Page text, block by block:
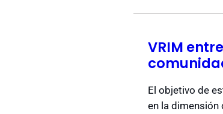
VRIM
El objetivo de
en la